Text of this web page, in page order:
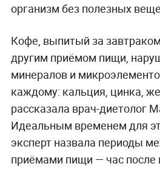
организм без полезных
Кофе, выпитый за
другим приёмом пищи,
минералов и
каждому: кальция, цинка,
рассказала врач-диетолог
Идеальным временем для
эксперт назвала периоды
приёмами пищи — час после